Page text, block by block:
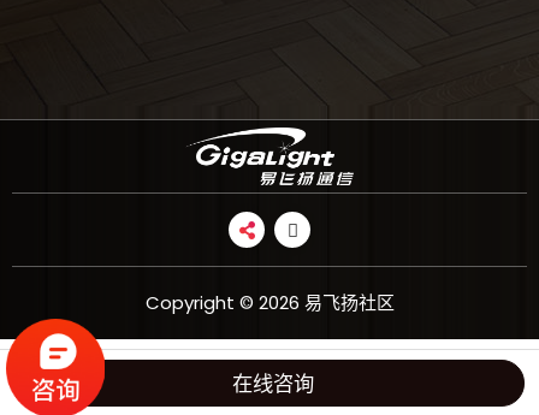
Copyright © 2026 易飞扬社区
在线咨询